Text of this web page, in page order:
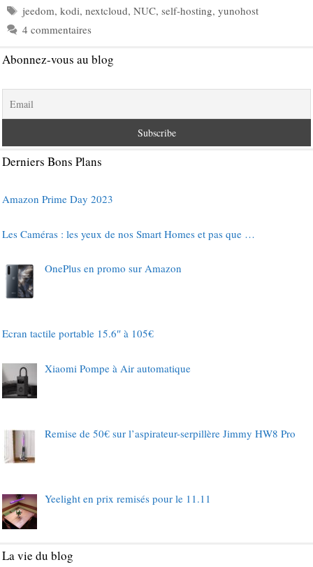
Étiquettes
jeedom, kodi, nextcloud, NUC, self-hosting, yunohost
4 commentaires
Abonnez-vous au blog
Derniers Bons Plans
Amazon Prime Day 2023
Les Caméras : les yeux de nos Smart Homes et pas que …
OnePlus en promo sur Amazon
Ecran tactile portable 15.6″ à 105€
Xiaomi Pompe à Air automatique
Remise de 50€ sur l’aspirateur-serpillère Jimmy HW8 Pro
Yeelight en prix remisés pour le 11.11
La vie du blog